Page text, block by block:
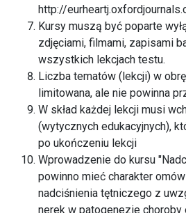
http://
Kursy muszą być poparte
zdjęciami, filmami, zapisami
wszystkich lekcjach testu.
Liczba tematów (lekcji) w
limitowana, ale nie powinna
W skład każdej lekcji musi
(wytycznych edukacyjnych),
po ukończeniu lekcji
Wprowadzenie do kursu
powinno mieć charakter
nadciśnienia tętniczego z
nerek w patogenezie choroby